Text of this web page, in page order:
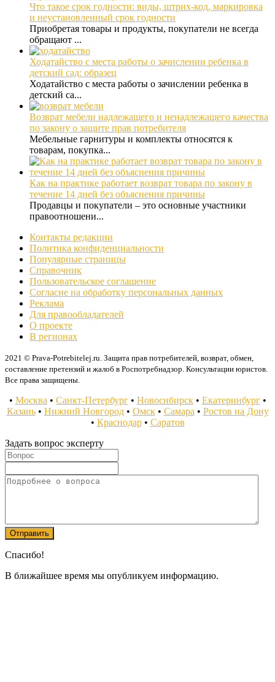
Что такое срок годности: виды, штрих-код, маркировка
и неустановленный срок годности
Приобретая товары и продукты, покупатели не всегда
обращают ...
Ходатайство с места работы о зачислении ребенка в
детский сад: образец
Ходатайство с места работы о зачислении ребенка в
детский са...
Возврат мебели надлежащего и ненадлежащего качества
по закону о защите прав потребителя
Мебельные гарнитуры и комплекты относятся к
товарам, покупка...
Как на практике работает возврат товара по закону в
течение 14 дней без объяснения причины
Продавцы и покупатели – это основные участники
правоотношени...
Контакты редакции
Политика конфиденциальности
Популярные страницы
Справочник
Пользовательское соглашение
Согласие на обработку персональных данных
Реклама
Для правообладателей
О проекте
В регионах
2021 © Prava-Potrebitelej.ru. Защита прав потребителей, возврат, обмен,
составление претензий и жалоб в Роспотребнадзор. Консультации юристов.
Все права защищены.
• Москва • Санкт-Петербург• Новосибирск• Екатеринбург•
Казань• Нижний Новгород• Омск• Самара • Ростов на Дону
• Краснодар• Саратов
Задать вопрос эксперту
Спасибо!
В ближайшее время мы опубликуем информацию.